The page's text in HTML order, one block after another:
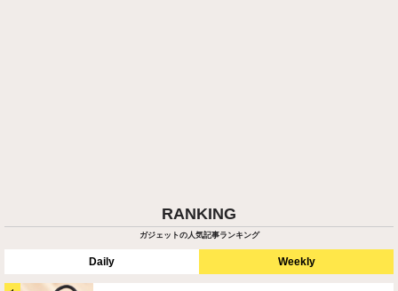
RANKING
ガジェットの人気記事ランキング
Daily Weekly